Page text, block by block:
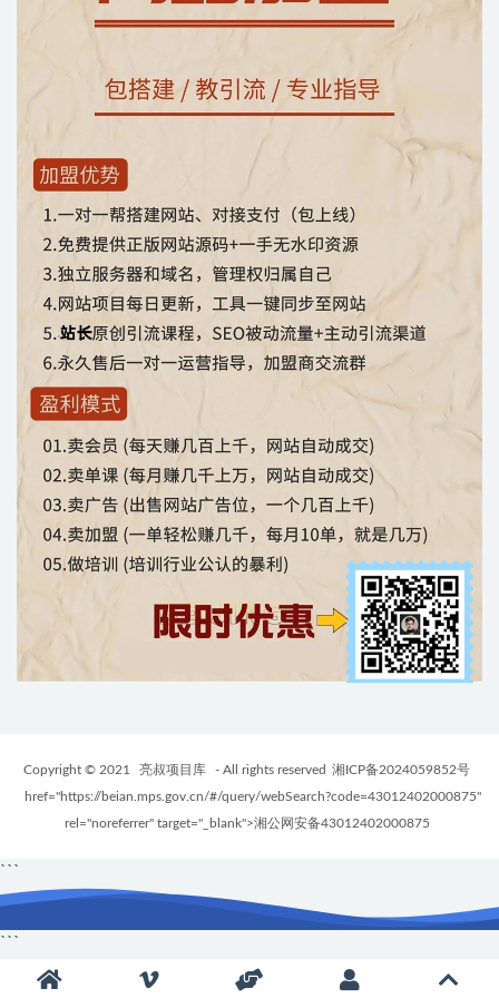
Copyright © 2021 亮叔项目库 - All rights reserved 湘ICP备2024059852号
href="https://beian.mps.gov.cn/#/query/webSearch?code=43012402000875"
rel="noreferrer" target="_blank">湘公网安备43012402000875
```
```